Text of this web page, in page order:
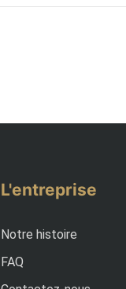
L'entreprise
Notre histoire
FAQ